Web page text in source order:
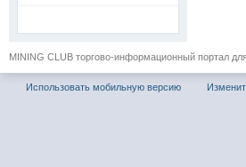
MINING CLUB торгово-информационный портал
Использовать мобильную версию